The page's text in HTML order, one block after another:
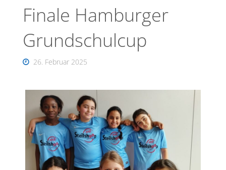
Finale Hamburger
Grundschulcup
26. Februar 2025